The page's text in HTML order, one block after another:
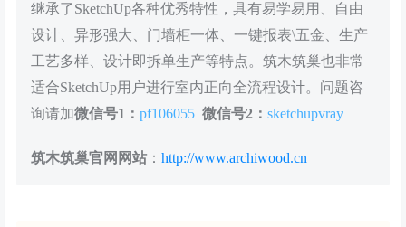
继承了SketchUp各种优秀特性，具有易学易用、自由
设计、异形强大、门墙柜一体、一键报表\五金、生产
工艺多样、设计即拆单生产等特点。筑木筑巢也非常
适合SketchUp用户进行室内正向全流程设计。问题咨
询请加微信号1： pf106055 微信号2： sketchupvray
筑木筑巢官网网站 ： http://www.archiwood.cn